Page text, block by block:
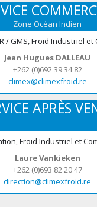
Zone Océan Indien
/ GMS, Froid Industriel et
Jean Hugues DALLEAU
+262 (0)692 39 34 82
climex@climexfroid.re
APRÈS
Froid Industriel et
Laure Vankieken
+262 (0)693 82 20 47
direction@climexfroid.re